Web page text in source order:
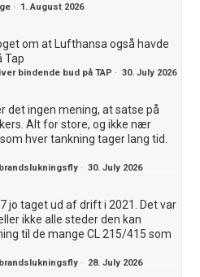
· 1. August 2026
om at Lufthansa også havde
Tap
bindende bud på TAP ·30. July 2026
det ingen mening, at satse på
Alt for store, og ikke nær
hver tankning tager lang tid.
·30. July 2026
jo taget ud af drift i 2021. Det var
ikke alle steder den kan
til de mange CL 215/415 som
· 28. July 2026